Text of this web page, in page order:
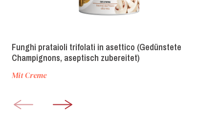
Funghi prataioli trifolati in asettico (Gedünstete
Champignons, aseptisch zubereitet)
Mit Creme